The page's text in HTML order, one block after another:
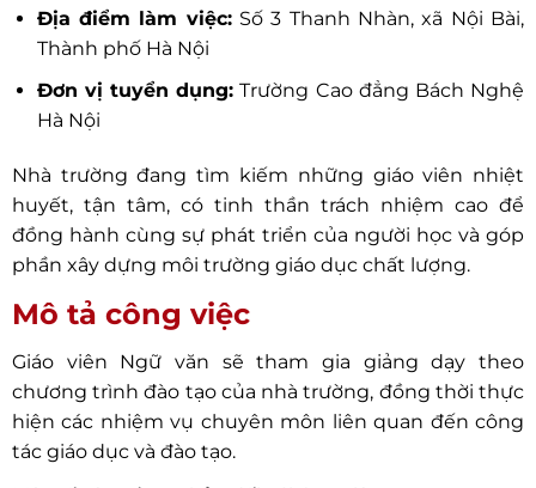
Địa điểm làm việc:Số 3 Thanh Nhàn, xã Nội Bài,
Thành phố Hà Nội
Đơn vị tuyển dụng: Trường Cao đẳng Bách Nghệ
Hà Nội
Nhà trường đang tìm kiếm những giáo viên nhiệt
huyết, tận tâm, có tinh thần trách nhiệm cao để
đồng hành cùng sự phát triển của người học và góp
phần xây dựng môi trường giáo dục chất lượng.
Mô tả công việc
Giáo viên Ngữ văn sẽ tham gia giảng dạy theo
chương trình đào tạo của nhà trường, đồng thời thực
hiện các nhiệm vụ chuyên môn liên quan đến công
tác giáo dục và đào tạo.